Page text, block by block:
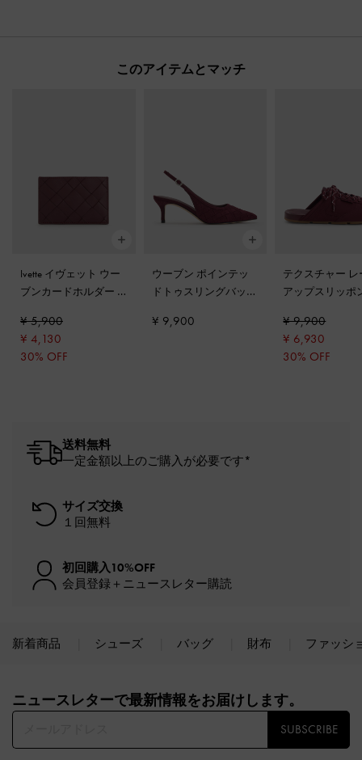
このアイテムとマッチ
Ivette イヴェット ウー
ブンカードホルダー -
¥ 5,900
¥ 4,130
30% OFF
ウーブン ポインテッ
ドトゥスリングバック
ィ
¥ 9,900
テクスチャー レ
アップスリッポ
¥ 9,900
¥ 6,930
30% OFF
送料無料
一定金額以上のご購入が必要です*
サイズ交換
１回無料
初回購入10%OFF
会員登録＋ニュースレター購読
新着商品 シューズ バッグ 財布 ファッシ
ニュースレターで最新情報をお届けします。​
SUBSCRIBE